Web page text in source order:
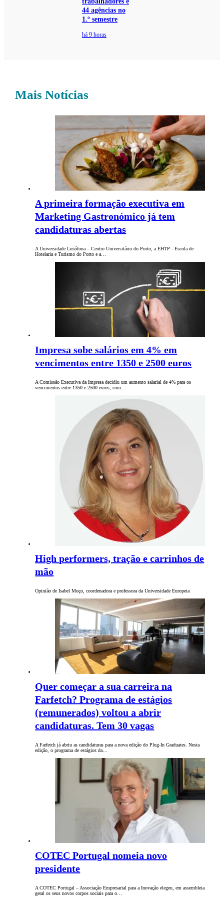
44 agências no
1.º semestre
há 9 horas
Mais Notícias
A primeira formação executiva em
Marketing Gastronómico já tem
candidaturas abertas
A Universidade Lusófona – Centro Universitário do Porto, a EHTP - Escola de
Hotelaria e Turismo do Porto e a…
Impresa sobe salários em 4% em
vencimentos entre 1350 e 2500 euros
A Comissão Executiva da Impresa decidiu um aumento salarial de 4% para os
vencimentos entre 1350 e 2500 euros, com…
High performers, tração e carrinhos de
mão
Opinião de Isabel Moço, coordenadora e professora da Universidade Europeia
Quer começar a sua carreira na
Farfetch? Programa de estágios
(remunerados) voltou a abrir
candidaturas. Tem 30 vagas
A Farfetch já abriu as candidaturas para a nova edição do Plug-In Graduates. Nesta
edição, o programa de estágios da…
COTEC Portugal nomeia novo
presidente
A COTEC Portugal – Associação Empresarial para a Inovação elegeu, em assembleia
geral os seus novos corpos sociais para o…